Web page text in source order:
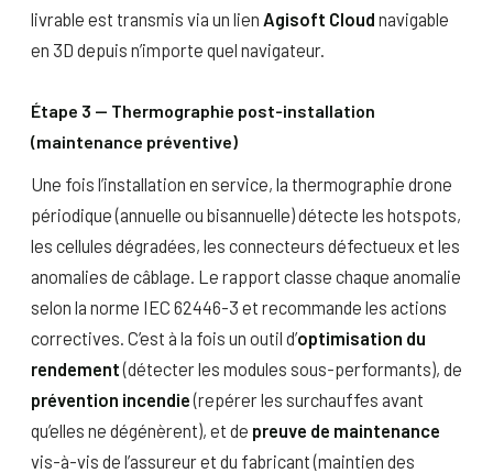
livrable est transmis via un lien Agisoft Cloud navigable
en 3D depuis n’importe quel navigateur.
Étape 3 — Thermographie post-installation
(maintenance préventive)
Une fois l’installation en service, la thermographie drone
périodique (annuelle ou bisannuelle) détecte les hotspots,
les cellules dégradées, les connecteurs défectueux et les
anomalies de câblage. Le rapport classe chaque anomalie
selon la norme IEC 62446-3 et recommande les actions
correctives. C’est à la fois un outil d’optimisation du
rendement(détecter les modules sous-performants), de
prévention incendie(repérer les surchauffes avant
qu’elles ne dégénèrent), et de preuve de maintenance
vis-à-vis de l’assureur et du fabricant (maintien des